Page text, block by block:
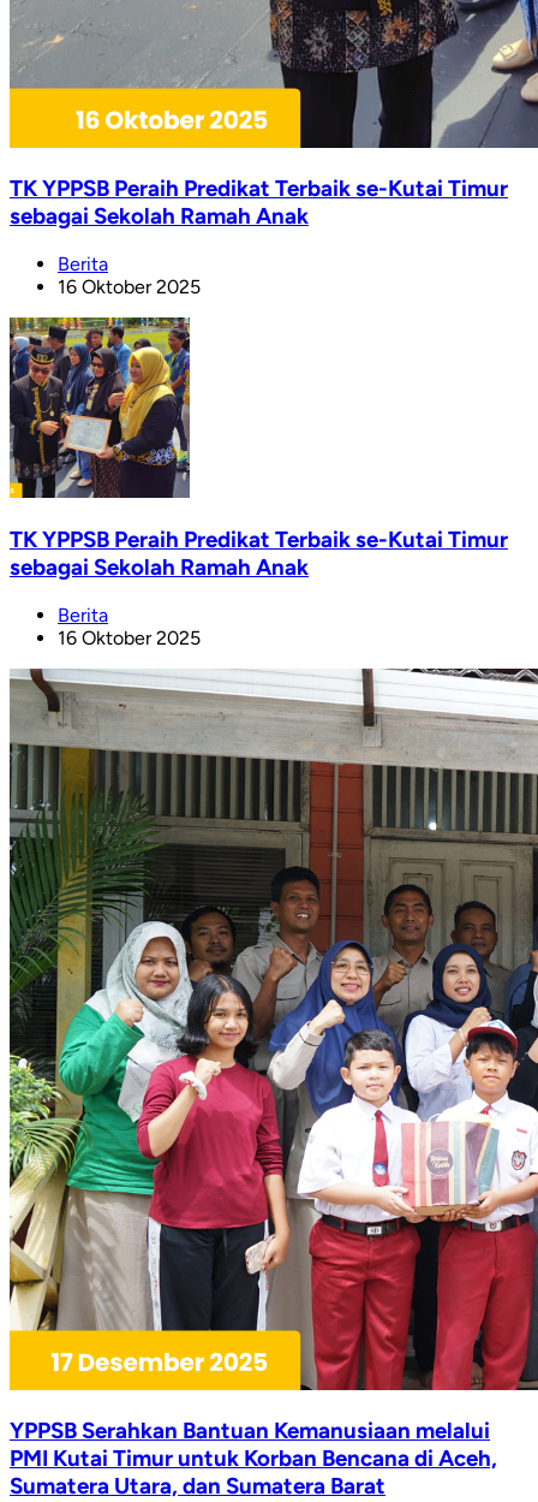
TK YPPSB Peraih Predikat Terbaik se-Kutai Timur
sebagai Sekolah Ramah Anak
Berita
16 Oktober 2025
TK YPPSB Peraih Predikat Terbaik se-Kutai Timur
sebagai Sekolah Ramah Anak
Berita
16 Oktober 2025
YPPSB Serahkan Bantuan Kemanusiaan melalui
PMI Kutai Timur untuk Korban Bencana di Aceh,
Sumatera Utara, dan Sumatera Barat